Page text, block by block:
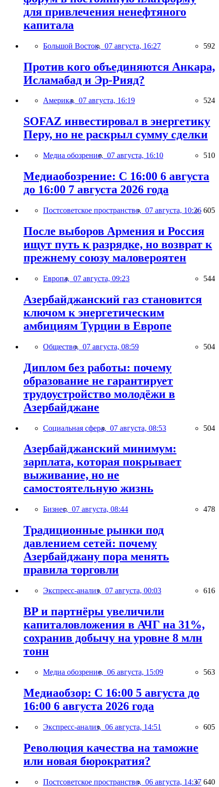
для привлечения ненефтяного
капитала
Большой Восток, 07 августа, 16:27 592
Против кого объединяются Анкара,
Исламабад и Эр-Рияд?
Америка, 07 августа, 16:19 524
SOFAZ инвестировал в энергетику
Перу, но не раскрыл сумму сделки
Медиа обозрение, 07 августа, 16:10 510
Медиаобозрение: С 16:00 6 августа
до 16:00 7 августа 2026 года
Постсоветское пространство, 07 августа, 10:26 605
После выборов Армения и Россия
ищут путь к разрядке, но возврат к
прежнему союзу маловероятен
Европа, 07 августа, 09:23 544
Азербайджанский газ становится
ключом к энергетическим
амбициям Турции в Европе
Общество, 07 августа, 08:59 504
Диплом без работы: почему
образование не гарантирует
трудоустройство молодёжи в
Азербайджане
Социальная сфера, 07 августа, 08:53 504
Азербайджанский минимум:
зарплата, которая покрывает
выживание, но не
самостоятельную жизнь
Бизнес, 07 августа, 08:44 478
Традиционные рынки под
давлением сетей: почему
Азербайджану пора менять
правила торговли
Экспресс-анализ, 07 августа, 00:03 616
BP и партнёры увеличили
капиталовложения в АЧГ на 31%,
сохранив добычу на уровне 8 млн
тонн
Медиа обозрение, 06 августа, 15:09 563
Медиаобзор: С 16:00 5 августа до
16:00 6 августа 2026 года
Экспресс-анализ, 06 августа, 14:51 605
Революция качества на таможне
или новая бюрократия?
Постсоветское пространство, 06 августа, 14:37 640